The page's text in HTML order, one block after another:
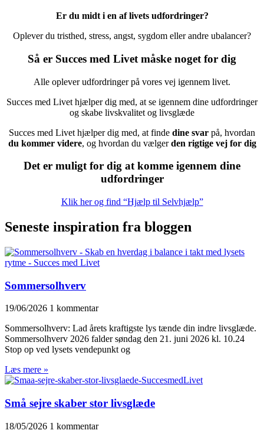
Er du midt i en af livets udfordringer?
Oplever du tristhed, stress, angst, sygdom eller andre ubalancer?
Så er Succes med Livet måske noget for dig
Alle oplever udfordringer på vores vej igennem livet.
Succes med Livet hjælper dig med, at se igennem dine udfordringer
og skabe livskvalitet og livsglæde
Succes med Livet hjælper dig med, at finde dine svar på, hvordan
du kommer videre, og hvordan du vælgerden rigtige vej for dig
Det er muligt for dig at komme igennem dine
udfordringer
Klik her og find “Hjælp til Selvhjælp”
Seneste inspiration fra bloggen
Sommersolhverv
19/06/2026 1 kommentar
Sommersolhverv: Lad årets kraftigste lys tænde din indre livsglæde.
Sommersolhverv 2026 falder søndag den 21. juni 2026 kl. 10.24
Stop op ved lysets vendepunkt og
Læs mere »
Små sejre skaber stor livsglæde
18/05/2026 1 kommentar